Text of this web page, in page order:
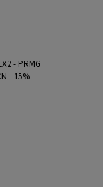
- PRMG
- 15%